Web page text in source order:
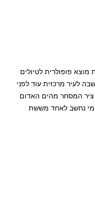
פופולרית לטיולים
לעיר מרכזית עוד לפני
ב-1978. מכיוון ומיקומה על ציר המסחר מהים האדום
דרכים. למשל, עוד במאה ה-19 השוק המקומי נחשב לאחד מששת